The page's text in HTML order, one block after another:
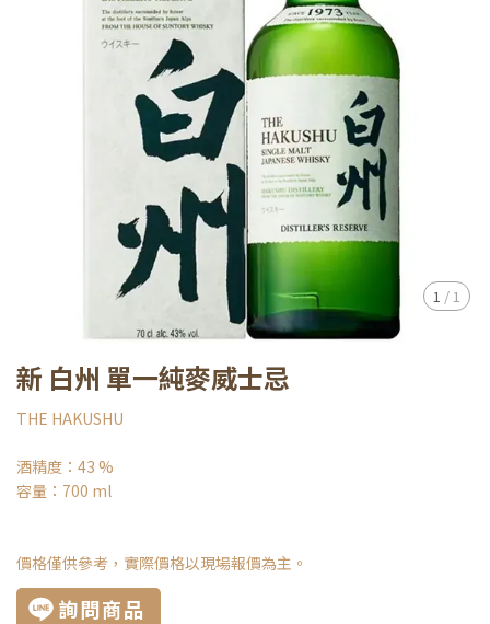
1 / 1
新 白州 單一純麥威士忌
THE HAKUSHU
酒精度：43 %
容量：700 ml
價格僅供參考，實際價格以現場報價為主。
詢問商品